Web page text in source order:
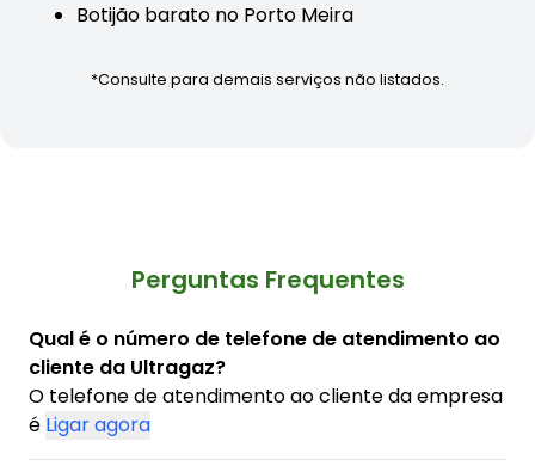
Botijão barato no Porto Meira
*Consulte para demais serviços não listados.
Perguntas Frequentes
Qual é o número de telefone de atendimento ao
cliente da Ultragaz?
O telefone de atendimento ao cliente da empresa
é Ligar agora